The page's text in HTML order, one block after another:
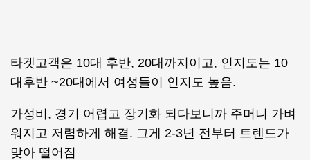
타겟고객은 10대 후반, 20대까지이고, 인지도는 10
대후반 ~20대에서 여성들이 인지도 높음.
가성비, 경기 어렵고 장기화 되다보니까 주머니 가벼
워지고 저렴하게 해결. 그게 2-3년 전부터 트렌드가
맞아 떨어짐